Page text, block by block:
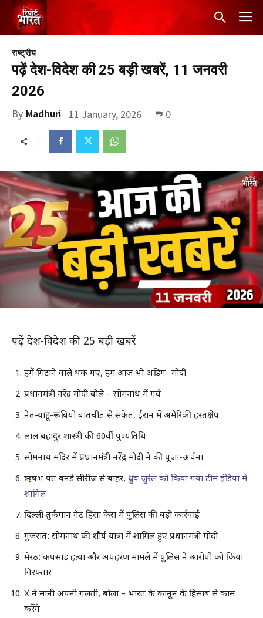
राष्ट्रीय
पढ़ें देश-विदेश की 25 बड़ी खबरें, 11 जनवरी
2026
By Madhuri 11 January, 2026 0
पढ़ें देश-विदेश की 25 बड़ी खबरें
हमें मिटाने वाले थक गए, हम आज भी अडिग- मोदी
प्रधानमंत्री नरेंद्र मोदी बोले – सोमनाथ में गर्व
नेतन्याहू-रूबियो बातचीत से संकेत, ईरान में अमेरिकी हस्तक्षेप
लाल बहादुर शास्त्री की 60वीं पुण्यतिथि
सोमनाथ मंदिर में प्रधानमंत्री नरेंद्र मोदी ने की पूजा-अर्चना
ऋषभ पंत वनडे सीरीज से बाहर, ध्रुव जुरेल को किया गया टीम इंडिया में
शामिल
दिल्ली तुर्कमान गेट हिंसा केस में पुलिस की बड़ी कार्रवाई
गुजरात: सोमनाथ की शौर्य यात्रा में शामिल हुए प्रधानमंत्री मोदी
मेरठ: कपसाड़ हत्या और अपहरण मामले में पुलिस ने आरोपी को किया
गिरफ्तार
X ने मानी अपनी गलती, बोला – भारत के क़ानून के हिसाब से काम
करेंगे